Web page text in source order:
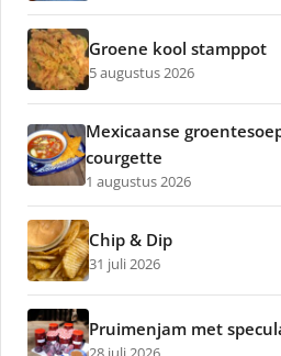
Groene kool stamppot
5 augustus 2026
Mexicaanse
courgette
1 augustus 2026
Chip & Dip
31 juli 2026
Pruimenjam met